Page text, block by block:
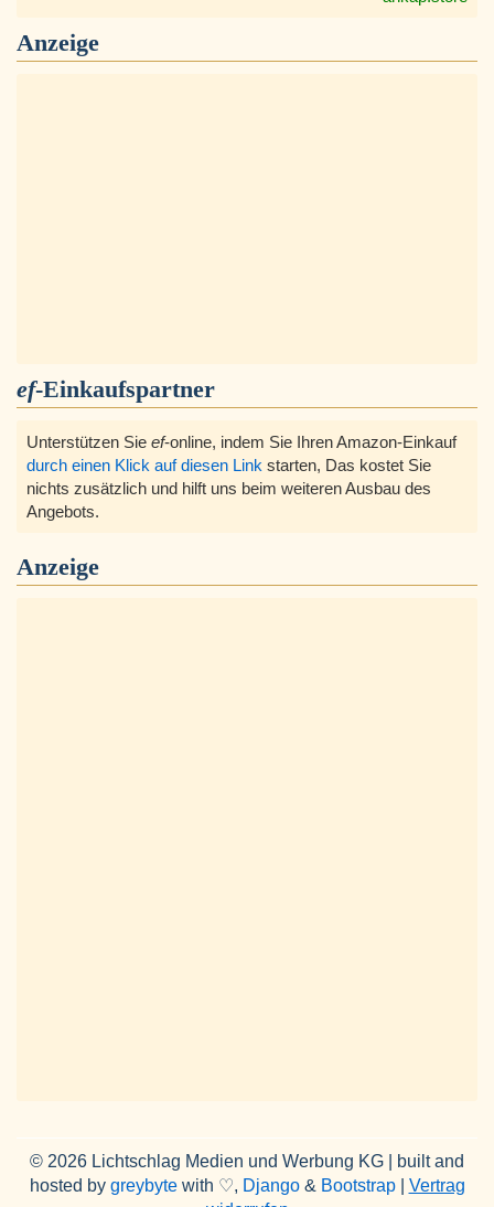
Anzeige
ef-Einkaufspartner
Unterstützen Sie ef-online, indem Sie Ihren Amazon-Einkauf
durch einen Klick auf diesen Link starten, Das kostet Sie
nichts zusätzlich und hilft uns beim weiteren Ausbau des
Angebots.
Anzeige
© 2026 Lichtschlag Medien und Werbung KG | built and
hosted by greybytewith ♡, Django& Bootstrap| Vertrag